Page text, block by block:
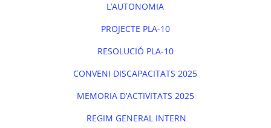
L’AUTONOMIA
PROJECTE PLA-10
RESOLUCIÓ PLA-10
CONVENI DISCAPACITATS 2025
MEMORIA D’ACTIVITATS 2025
REGIM GENERAL INTERN